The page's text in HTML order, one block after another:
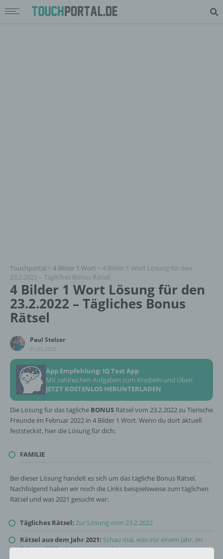
Touchportal > 4 Bilder 1 Wort > 4 Bilder 1 Wort Lösung für den
23.2.2022 – Tägliches Bonus Rätsel
4 Bilder 1 Wort Lösung für den
23.2.2022 – Tägliches Bonus
Rätsel
Paul Stelzer
01.02.2022
App Empfehlung: IQ Test App
Mit zahlreichen Aufgaben zum Knobeln und Üben
JETZT KOSTENLOS HERUNTERLADEN
Die Lösung für das tägliche BONUS Rätsel vom 23.2.2022 zu Tierische
Freunde im Februar 2022 in 4 Bilder 1 Wort. Wenn du dort aktuell
feststeckst, hier die Lösung für dich:
FAMILIE
Bei dieser Lösung handelt es sich um das tägliche Bonus Rätsel.
Nachfolgend haben wir noch die Links beispielsweise zum täglichen
Rätsel und was 2021 gesucht war:
Tägliches Rätsel: Zur Lösung vom 23.2.2022
Rätsel aus dem Jahr 2021: Schau mal, was vor einem Jahr, im
Februar 2021, als Lösung gesucht war